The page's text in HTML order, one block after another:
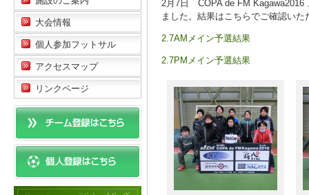
2月7日 COPA de FM Kagawa2016
ました。結果はこちらでご確認いた
2.7AMメイン予選結果
2.7PMメイン予選結果
大会情報
個人参加フットサル
アクセスマップ
リンクページ